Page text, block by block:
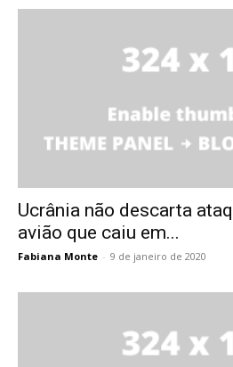
Ucrânia não descarta
avião que caiu em...
Fabiana Monte - 9 de janeiro de 2020